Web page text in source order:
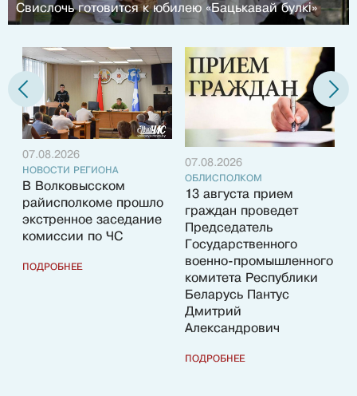
Свислочь готовится к юбилею «Бацькавай булкі»
07.08.2026
НОВОСТИ РЕГИОНА
В Волковысском
райисполкоме прошло
экстренное заседание
комиссии по ЧС
ПОДРОБНЕЕ
07.08.2026
ОБЛИСПОЛКОМ
13 августа прием
граждан проведет
Председатель
Государственного
военно-промышленного
комитета Республики
Беларусь Пантус
Дмитрий
Александрович
ПОДРОБНЕЕ